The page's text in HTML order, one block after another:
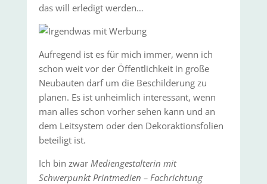
das will erledigt werden…
Aufregend ist es für mich immer, wenn ich
schon weit vor der Öffentlichkeit in große
Neubauten darf um die Beschilderung zu
planen. Es ist unheimlich interessant, wenn
man alles schon vorher sehen kann und an
dem Leitsystem oder den Dekoraktionsfolien
beteiligt ist.
Ich bin zwar Mediengestalterin mit
Schwerpunkt Printmedien – Fachrichtung